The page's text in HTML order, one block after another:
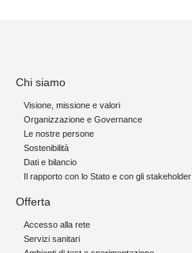
Chi siamo
Visione, missione e valori
Organizzazione e Governance
Le nostre persone
Sostenibilità
Dati e bilancio
Il rapporto con lo Stato e con gli stakeholder
Offerta
Accesso alla rete
Servizi sanitari